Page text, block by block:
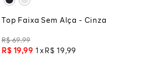
Top Faixa Sem Alça - Cinza
R$ 69,99
R$ 19,99 1 R$ 19 ,99